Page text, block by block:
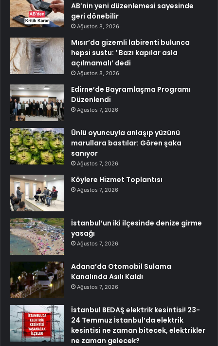
AB’nin yeni düzenlemesi sayesinde
geri dönebilir
Ağustos 8, 2026
Mısır’da gizemli labirenti bulunca
hepsi sustu: ‘ Bazı kapılar asla
açılmamalı’ dedi
Ağustos 8, 2026
Edirne’de Bayramlaşma Programı
Düzenlendi
Ağustos 7, 2026
Ünlü oyuncuyla anlaşıp yüzünü
marullara bastılar: Gören şaka
sanıyor
Ağustos 7, 2026
Köylere Hizmet Toplantısı
Ağustos 7, 2026
İstanbul’un iki ilçesinde denize girme
yasağı
Ağustos 7, 2026
Adana’da Otomobil Sulama
Kanalında Asılı Kaldı
Ağustos 7, 2026
İstanbul BEDAŞ elektrik kesintisi! 23-
24 Temmuz İstanbul’da elektrik
kesintisi ne zaman bitecek, elektrikler
ne zaman gelecek?